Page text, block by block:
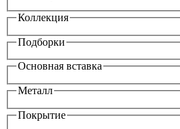
Коллекция
Подборки
Основная вставка
Металл
Покрытие